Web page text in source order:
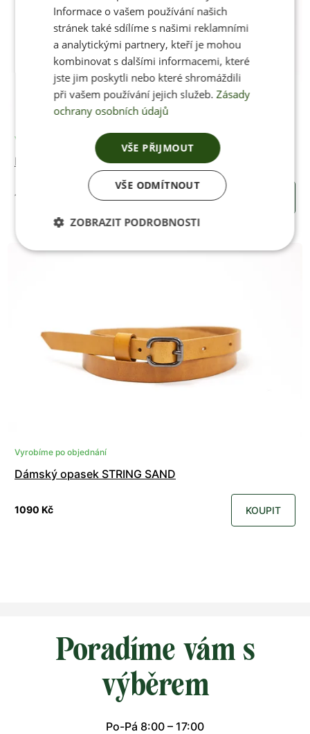
Vyrobíme po objednání
Dámský opasek STRING COGNAK
1090 Kč
Vyrobíme po objednání
Dámský opasek STRING SAND
1090 Kč KOUPIT
Poradíme vám s
výběrem
Po-Pá 8:00 – 17:00
Informace o vašem používání našich
stránek také sdílíme s našimi reklamními
a analytickými partnery, kteří je mohou
kombinovat s dalšími informacemi, které
jste jim poskytli nebo které shromáždili
při vašem používání jejich služeb. Zásady
ochrany osobních údajů
VŠE PŘIJMOUT
VŠE ODMÍTNOUT
ZOBRAZIT PODROBNOSTI